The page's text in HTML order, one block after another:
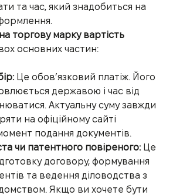
та час, який знадобиться на
торгову марку вартість
основних частин:
Це обов’язковий платіж. Його
державою і час від
Актуальну суму завжди
на офіційному сайті
подання документів.
чи патентного повіреного:Це
договору, формування
та ведення діловодства з
Якщо ви хочете бути